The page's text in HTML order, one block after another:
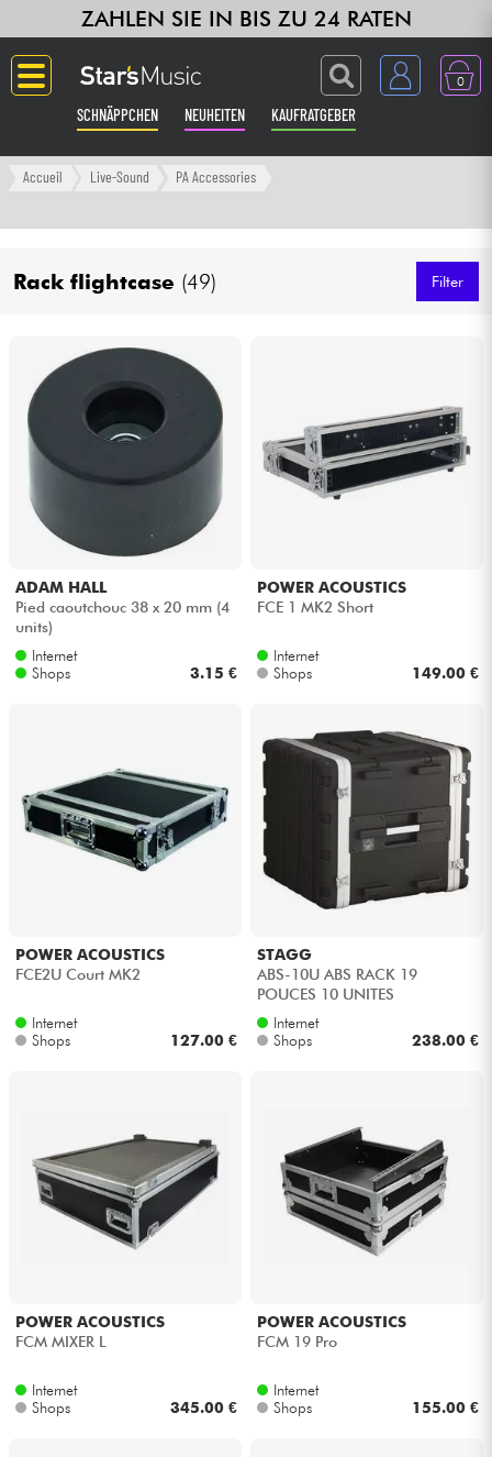
ZAHLEN SIE IN BIS ZU 24 RATEN
0
SCHNÄPPCHEN NEUHEITEN KAUFRATGEBER
Langue
Verstärker & Effekte
Synths & samplers
Drums
Blasinstrumente
Kinder
Kabel & Zubehöre
Bundle
Sehen Sie sich unsere Marken an
Accueil Live-Sound PA Accessories
Rack flightcase (49) Filter
ADAM HALL
Pied caoutchouc 38 x 20 mm (4
units)
Internet
Shops
3.15 €
POWER ACOUSTICS
FCE 1 MK2 Short
Internet
Shops
149.00 €
POWER ACOUSTICS
FCE2U Court MK2
Internet
Shops
127.00 €
STAGG
ABS-10U ABS RACK 19
POUCES 10 UNITES
Internet
Shops
238.00 €
POWER ACOUSTICS
FCM MIXER L
Internet
Shops
345.00 €
POWER ACOUSTICS
FCM 19 Pro
Internet
Shops
155.00 €